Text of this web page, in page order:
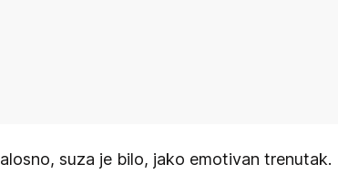
suza je bilo, jako emotivan trenutak.